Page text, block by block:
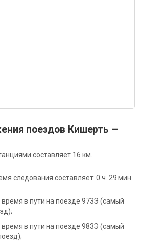
поездов Кишерть —
составляет 16 км.
следования составляет: 0 ч. 29 мин.
время в пути на поезде 973Э (самый
время в пути на поезде 983Э (самый